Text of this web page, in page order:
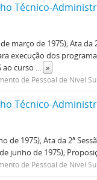
Técnico-
março de 1975); Ata da
execução dos
ao curso ... »
de Pessoal de Nível
Técnico-
de 1975); Ata da 2ª
de junho de 1975);
de Pessoal de Nível